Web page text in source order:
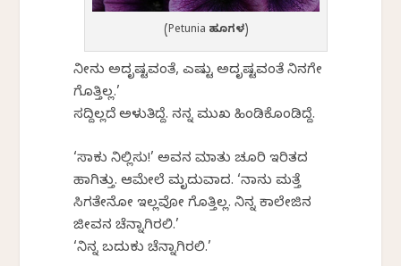
(Petunia ಹೂಗಳು)
ನೀನು ಅದೃಷ್ಟವಂತೆ, ಎಷ್ಟು ಅದೃಷ್ಟವಂತೆ ನಿನಗೇ
ಗೊತ್ತಿಲ್ಲ.’
ಸದ್ದಿಲ್ಲದೆ ಅಳುತಿದ್ದೆ. ನನ್ನ ಮುಖ ಹಿಂಡಿಕೊಂಡಿದ್ದೆ.
‘ಸಾಕು ನಿಲ್ಲಿಸು!’ ಅವನ ಮಾತು ಚೂರಿ ಇರಿತದ
ಹಾಗಿತ್ತು. ಆಮೇಲೆ ಮೃದುವಾದ. ‘ನಾನು ಮತ್ತೆ
ಸಿಗತೇನೋ ಇಲ್ಲವೋ ಗೊತ್ತಿಲ್ಲ. ನಿನ್ನ ಕಾಲೇಜಿನ
ಜೀವನ ಚೆನ್ನಾಗಿರಲಿ.’
‘ನಿನ್ನ ಬದುಕು ಚೆನ್ನಾಗಿರಲಿ.’